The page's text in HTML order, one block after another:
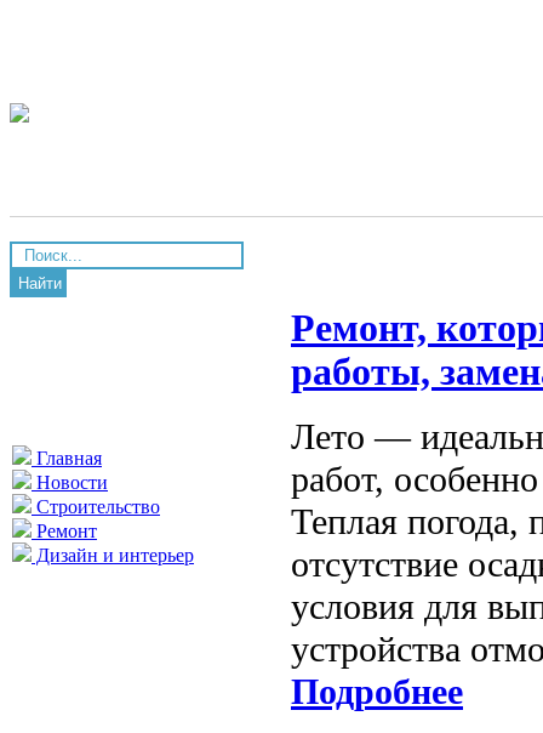
Найти
Главная
Новости
Строительство
Ремонт
Дизайн и интерьер
Ремонт,
работы,
Лето —
работ,
Теплая погода,
отсутствие
условия для
устройства
Подробнее